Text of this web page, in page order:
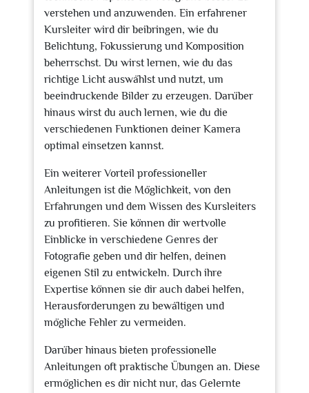
verstehen und anzuwenden. Ein erfahrener
Kursleiter wird dir beibringen, wie du
Belichtung, Fokussierung und Komposition
beherrschst. Du wirst lernen, wie du das
richtige Licht auswählst und nutzt, um
beeindruckende Bilder zu erzeugen. Darüber
hinaus wirst du auch lernen, wie du die
verschiedenen Funktionen deiner Kamera
optimal einsetzen kannst.
Ein weiterer Vorteil professioneller
Anleitungen ist die Möglichkeit, von den
Erfahrungen und dem Wissen des Kursleiters
zu profitieren. Sie können dir wertvolle
Einblicke in verschiedene Genres der
Fotografie geben und dir helfen, deinen
eigenen Stil zu entwickeln. Durch ihre
Expertise können sie dir auch dabei helfen,
Herausforderungen zu bewältigen und
mögliche Fehler zu vermeiden.
Darüber hinaus bieten professionelle
Anleitungen oft praktische Übungen an. Diese
ermöglichen es dir nicht nur, das Gelernte